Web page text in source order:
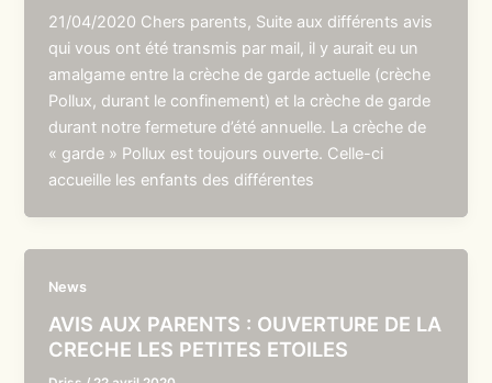
21/04/2020 Chers parents, Suite aux différents avis
qui vous ont été transmis par mail, il y aurait eu un
amalgame entre la crèche de garde actuelle (crèche
Pollux, durant le confinement) et la crèche de garde
durant notre fermeture d’été annuelle. La crèche de
« garde » Pollux est toujours ouverte. Celle-ci
accueille les enfants des différentes
News
AVIS AUX PARENTS : OUVERTURE DE LA
CRECHE LES PETITES ETOILES